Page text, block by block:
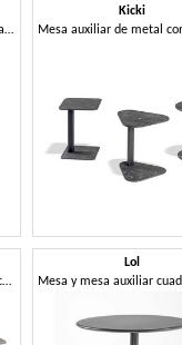
Mesa cuadrada o redonda con base central
Mesa cuadrada o redonda de tecnopolímero con base de 3 o 4 radios
Kicki
Lol